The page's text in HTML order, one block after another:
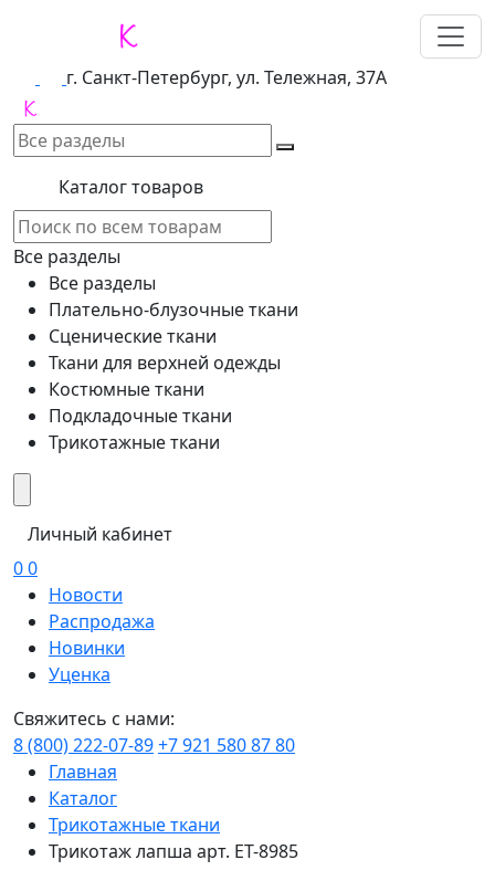
г. Санкт-Петербург, ул. Тележная, 37А
Каталог товаров
Все разделы
Все разделы
Плательно-блузочные ткани
Сценические ткани
Ткани для верхней одежды
Костюмные ткани
Подкладочные ткани
Трикотажные ткани
Личный кабинет
00
Новости
Распродажа
Новинки
Уценка
Свяжитесь с нами:
8 (800) 222-07-89+7 921 580 87 80
Главная
Каталог
Трикотажные ткани
Трикотаж лапша арт. ЕТ-8985